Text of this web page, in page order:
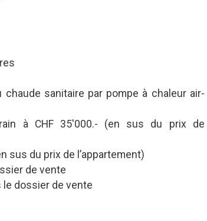
sanitaire par pompe à chaleur air-
à CHF 35'000.- (en sus du prix de
sus du prix de l’appartement)
de vente
dossier de vente